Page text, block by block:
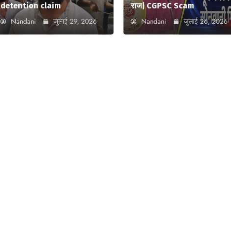
detention claim
Nandani जुलाई 29, 2026
राज| CGPSC Scam
Nandani जुलाई 26, 2026